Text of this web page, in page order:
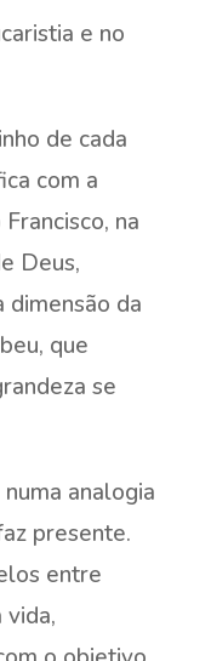
e no
de cada
com a
na
Deus,
dimensão da
que
se
analogia
presente.
entre
vida,